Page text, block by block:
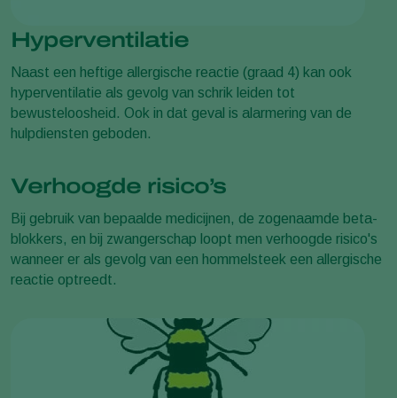
Hyperventilatie
Naast een heftige allergische reactie (graad 4) kan ook
hyperventilatie als gevolg van schrik leiden tot
bewusteloosheid. Ook in dat geval is alarmering van de
hulpdiensten geboden.
Verhoogde risico’s
Bij gebruik van bepaalde medicijnen, de zogenaamde beta-
blokkers, en bij zwangerschap loopt men verhoogde risico's
wanneer er als gevolg van een hommelsteek een allergische
reactie optreedt.